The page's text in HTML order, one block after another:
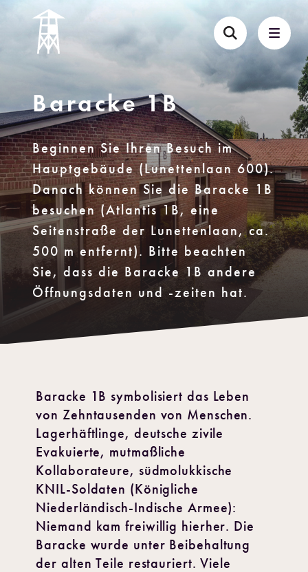
Baracke 1B
Beginnen Sie Ihren Besuch im
Hauptgebäude (Lunettenlaan 600).
Danach können Sie die Baracke 1B
besuchen (Atlantis 1B, eine
Seitenstraße der Lunettenlaan, ca.
500 m entfernt). Bitte beachten
Sie, dass die Baracke 1B andere
Öffnungsdaten und -zeiten hat.
Baracke 1B symbolisiert das Leben
von Zehntausenden von Menschen.
Lagerhäftlinge, deutsche zivile
Evakuierte, mutmaßliche
Kollaborateure, südmolukkische
KNIL-Soldaten (Königliche
Niederländisch-Indische Armee):
Niemand kam freiwillig hierher. Die
Baracke wurde unter Beibehaltung
der alten Teile restauriert. Viele